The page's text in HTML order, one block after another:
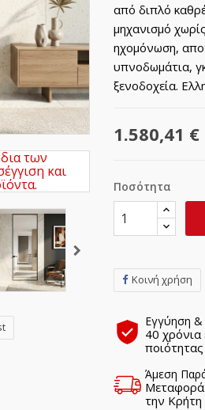
των
και
από διπλό
μηχανισμό
ηχομόνωση,
υπνοδωμάτια,
ξενοδοχεία.
1.580,41 €
Ποσότητα
Κοινή χρήση
Εγγύηση &
40 χρόνια
Άμεση
Μεταφορά
την Κρήτη